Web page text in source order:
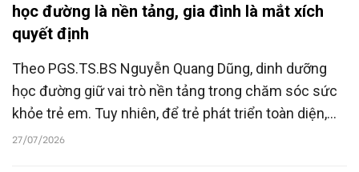
học đường là nền tảng, gia đình là mắt xích
quyết định
Theo PGS.TS.BS Nguyễn Quang Dũng, dinh dưỡng
học đường giữ vai trò nền tảng trong chăm sóc sức
khỏe trẻ em. Tuy nhiên, để trẻ phát triển toàn diện,
bữa ăn ở trường chỉ thực sự phát huy hiệu quả khi có
27/07/2026